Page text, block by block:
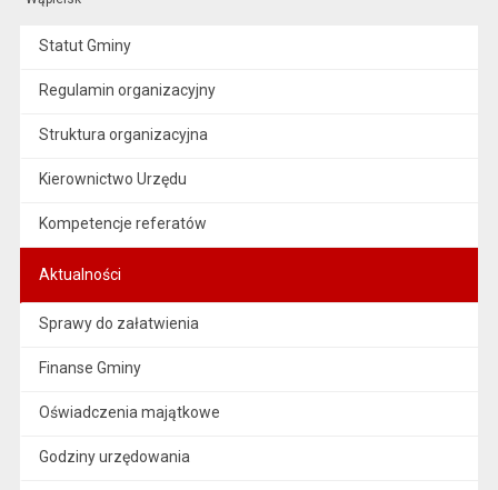
Statut Gminy
Regulamin organizacyjny
Struktura organizacyjna
Kierownictwo Urzędu
Kompetencje referatów
Aktualności
Sprawy do załatwienia
Finanse Gminy
Oświadczenia majątkowe
Godziny urzędowania